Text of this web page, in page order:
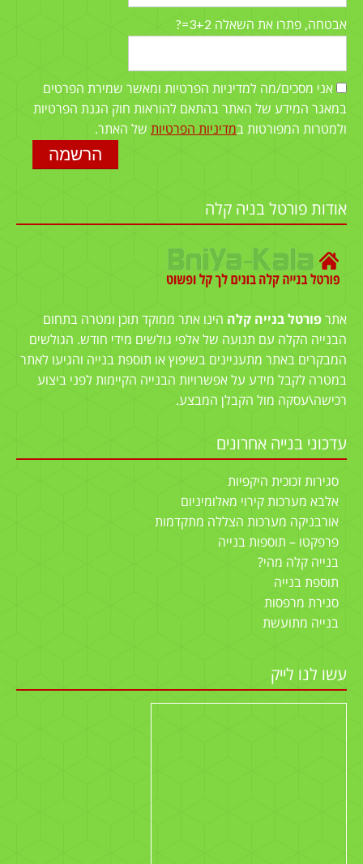
אבטחה, פתרו את השאלה 3+2=?
אני מסכים/מה למדיניות הפרטיות ומאשר שמירת הפרטים
במאגר המידע של האתר בהתאם להוראות חוק הגנת הפרטיות
ולמטרות המפורטות במדיניות הפרטיות של האתר.
אודות פורטל בניה קלה
אתר פורטל בנייה קלה הינו אתר ממוקד תוכן ומטרה בתחום
הבנייה הקלה עם תנועה של אלפי גולשים מידי חודש. הגולשים
המבקרים באתר מתעניינים בשיפוץ או תוספת בנייה והגיעו לאתר
במטרה לקבל מידע על אפשרויות הבנייה הקיימות לפני ביצוע
רכישה\עסקה מול הקבלן המבצע.
עדכוני בנייה אחרונים
סגירות זכוכית היקפיות
אלבא מערכות קירוי מאלומיניום
אורבניקה מערכות הצללה מתקדמות
פרפקטו – תוספות בנייה
בנייה קלה מהי?
תוספת בנייה
סגירת מרפסות
בנייה מתועשת
עשו לנו לייק